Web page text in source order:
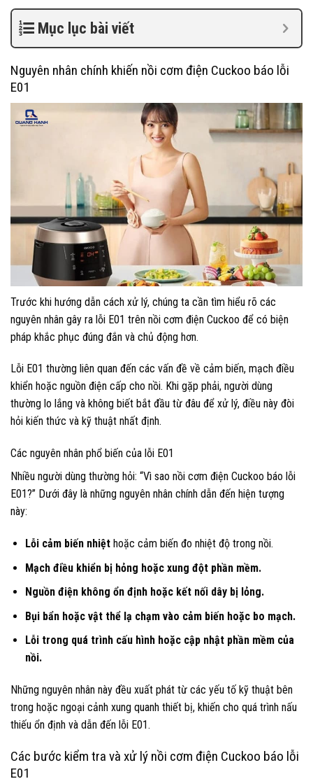
Mục lục bài viết
Nguyên nhân chính khiến nồi cơm điện Cuckoo báo lỗi
E01
Trước khi hướng dẫn cách xử lý, chúng ta cần tìm hiểu rõ các
nguyên nhân gây ra lỗi E01 trên nồi cơm điện Cuckoo để có biện
pháp khắc phục đúng đắn và chủ động hơn.
Lỗi E01 thường liên quan đến các vấn đề về cảm biến, mạch điều
khiển hoặc nguồn điện cấp cho nồi. Khi gặp phải, người dùng
thường lo lắng và không biết bắt đầu từ đâu để xử lý, điều này đòi
hỏi kiến thức và kỹ thuật nhất định.
Các nguyên nhân phổ biến của lỗi E01
Nhiều người dùng thường hỏi: “Vì sao nồi cơm điện Cuckoo báo lỗi
E01?” Dưới đây là những nguyên nhân chính dẫn đến hiện tượng
này:
Lỗi cảm biến nhiệthoặc cảm biến đo nhiệt độ trong nồi.
Mạch điều khiển bị hỏng hoặc xung đột phần mềm.
Nguồn điện không ổn định hoặc kết nối dây bị lỏng.
Bụi bẩn hoặc vật thể lạ chạm vào cảm biến hoặc bo mạch.
Lỗi trong quá trình cấu hình hoặc cập nhật phần mềm của
nồi.
Những nguyên nhân này đều xuất phát từ các yếu tố kỹ thuật bên
trong hoặc ngoại cảnh xung quanh thiết bị, khiến cho quá trình nấu
thiếu ổn định và dẫn đến lỗi E01.
Các bước kiểm tra và xử lý nồi cơm điện Cuckoo báo lỗi
E01